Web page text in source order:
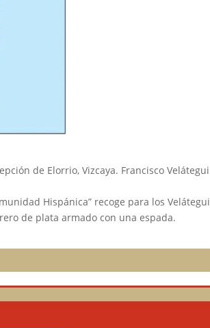
de Elorrio, Vizcaya. Francisco Velátegui
Hispánica” recoge para los Velátegui
de plata armado con una espada.